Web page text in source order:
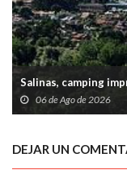
Salinas, camping
06 de Ago de 2026
DEJAR UN